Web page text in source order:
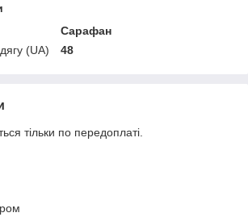
Сарафан
(UA)
48
тільки по передоплаті.